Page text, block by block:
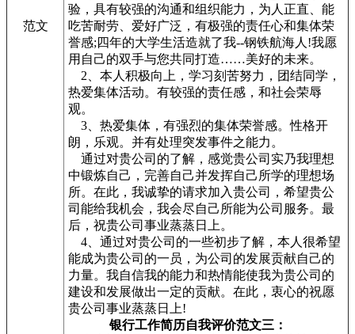
范文
验，具有较强的沟通和组织能力，为人正直、能
吃苦耐劳、爱好广泛，有极强的责任心和集体荣
誉感;四年的大学生活造就了我--钢铁航海人!我愿
用自己的双手与您共同打造……美好的未来。
2、本人积极向上，学习刻苦努力，团结同学，
热爱集体活动。有较强的责任感，和社会荣辱
观。
3、热爱集体，有强烈的集体荣誉感。性格开
朗，乐观。并有处理突发事件之能力。
通过对贵公司的了解，感觉贵公司实乃我理想
中锻炼自己，完善自己并发挥自己所学的理想场
所。在此，我诚挚的请求加入贵公司，希望贵公
司能给我机会，我会尽自己所能为公司服务。最
后，祝贵公司事业蒸蒸日上。
4、通过对贵公司的一些初步了解，本人很希望
能成为贵公司的一员，为公司的发展贡献自己的
力量。我自信我的能力和热情能使我为贵公司的
建设和发展做出一定的贡献。在此，衷心的祝愿
贵公司事业蒸蒸日上!
银行工作简历自我评价范文三：